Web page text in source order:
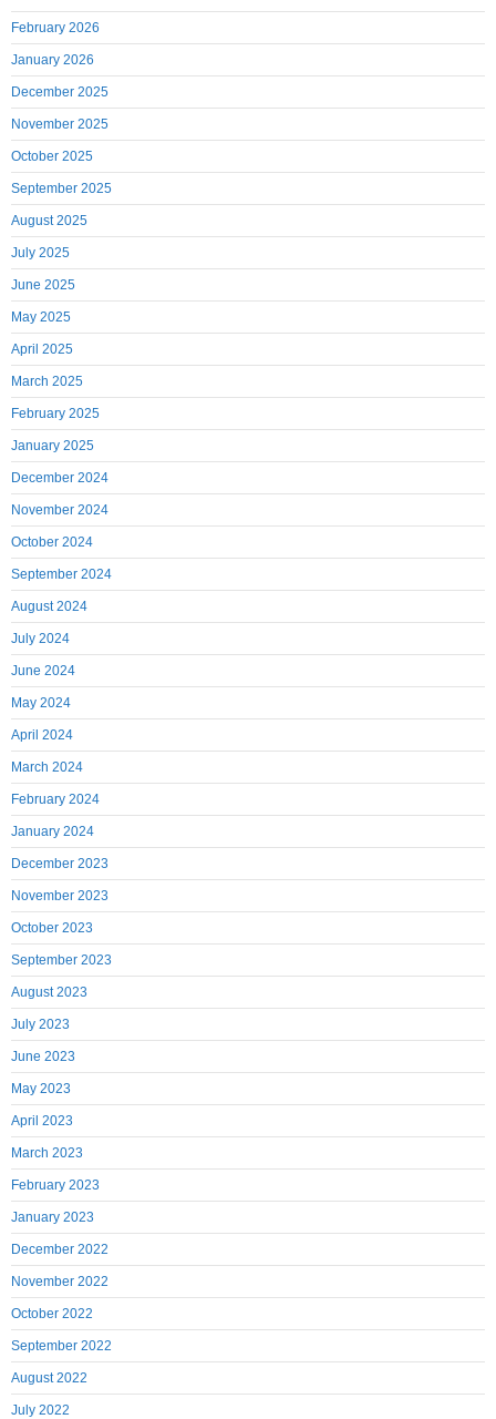
February 2026
January 2026
December 2025
November 2025
October 2025
September 2025
August 2025
July 2025
June 2025
May 2025
April 2025
March 2025
February 2025
January 2025
December 2024
November 2024
October 2024
September 2024
August 2024
July 2024
June 2024
May 2024
April 2024
March 2024
February 2024
January 2024
December 2023
November 2023
October 2023
September 2023
August 2023
July 2023
June 2023
May 2023
April 2023
March 2023
February 2023
January 2023
December 2022
November 2022
October 2022
September 2022
August 2022
July 2022